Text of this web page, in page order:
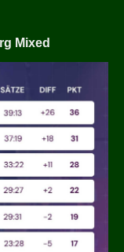
Mixed